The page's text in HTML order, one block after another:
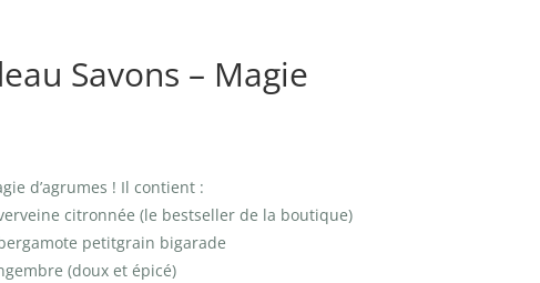
Savons – Magie
d’agrumes ! Il contient :
citronnée (le bestseller de la boutique)
petitgrain bigarade
(doux et épicé)